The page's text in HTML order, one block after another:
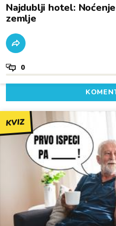
Najdublji hotel:
zemlje
0
KVIZ